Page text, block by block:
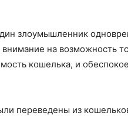
злоумышленник
на возможность
кошелька, и
переведены из